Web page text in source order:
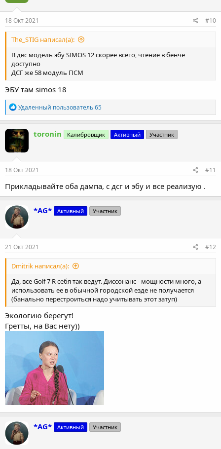
18 Окт 2021 #10
The_STIG написал(а):
В двс модель эбу SIMOS 12 скорее всего, чтение в бенче
доступно
ДСГ же 58 модуль ПСМ
ЭБУ там simos 18
Р
е
а
к
ц
и
и
:
Удаленный пользователь 65
toronin Калибровщик Активный Участник
18 Окт 2021 #11
Прикладывайте оба дампа, с дсг и эбу и все реализую .
*AG* Активный Участник
21 Окт 2021 #12
Dmitrik написал(а):
Да, все Golf 7 R себя так ведут. Диссонанс - мощности много, а
использовать ее в обычной городской езде не получается
(банально перестроиться надо учитывать этот затуп)
Экологию берегут!
Гретты, на Вас нету))
*AG* Активный Участник